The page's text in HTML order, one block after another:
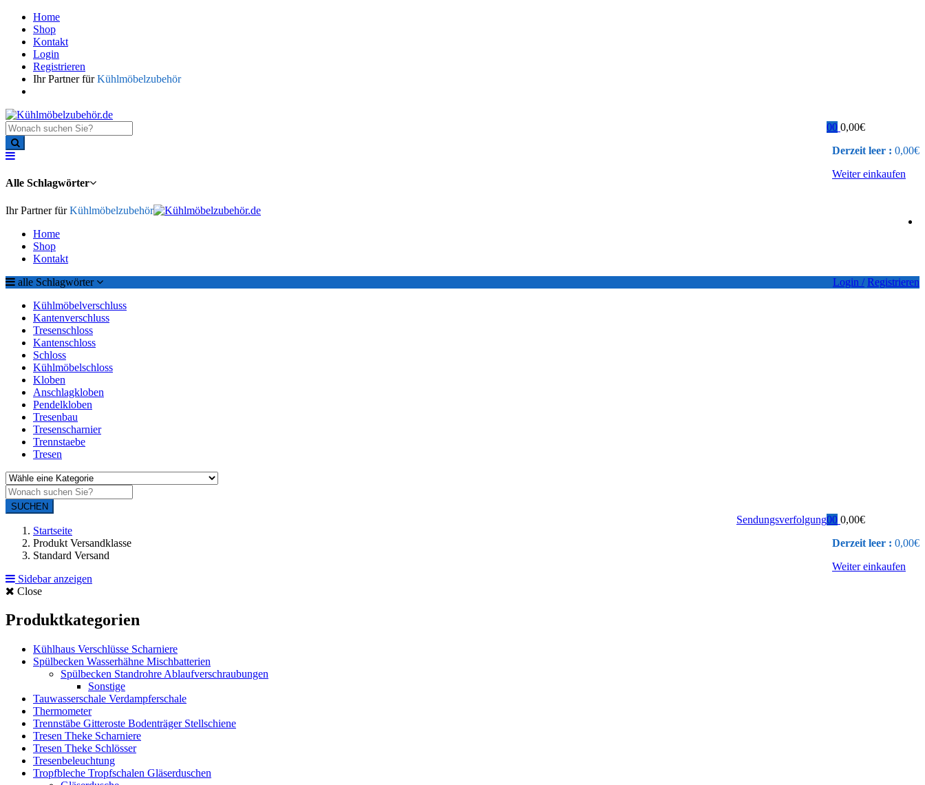
Home
Shop
Kontakt
Login
Registrieren
Ihr Partner fürKühlmöbelzubehör
0 0,00€
Derzeit leer : 0,00€
Weiter einkaufen
0
Alle Schlagwörter
Ihr Partner fürKühlmöbelzubehör
Home
Shop
Kontakt
Login / Registrieren
alle Schlagwörter
Kühlmöbelverschluss
Kantenverschluss
Tresenschloss
Kantenschloss
Schloss
Kühlmöbelschloss
Kloben
Anschlagkloben
Pendelkloben
Tresenbau
Tresenscharnier
Trennstaebe
Tresen
SUCHEN
0 0,00€
Derzeit leer : 0,00€
Weiter einkaufen
0
Sendungsverfolgung
Startseite
Produkt Versandklasse
Standard Versand
Sidebar anzeigen
Close
Produktkategorien
Kühlhaus Verschlüsse Scharniere
Spülbecken Wasserhähne Mischbatterien
Spülbecken Standrohre Ablaufverschraubungen
Sonstige
Tauwasserschale Verdampferschale
Thermometer
Trennstäbe Gitteroste Bodenträger Stellschiene
Tresen Theke Scharniere
Tresen Theke Schlösser
Tresenbeleuchtung
Tropfbleche Tropfschalen Gläserduschen